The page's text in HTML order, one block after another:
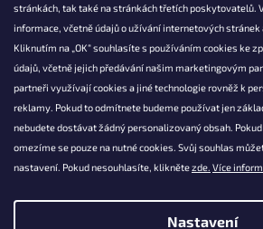
stránkách, tak také na stránkách třetích poskytovatelů.
informace, včetně údajů o užívání internetových stránek
Kliknutím na „OK“ souhlasíte s používáním cookies ke
údajů, včetně jejich předávání našim marketingovým
partneři využívají cookies a jiné technologie rovněž k
reklamy. Pokud to odmítnete budeme používat jen
nebudete dostávat žádný personalizovaný obsah.
omezíme se pouze na nutné cookies. Svůj souhlas
nastavení. Pokud nesouhlasíte, kliknětezde. Více
Nastavení
info@falanzo.cz
Falanzo.cz
FalanzoCZ